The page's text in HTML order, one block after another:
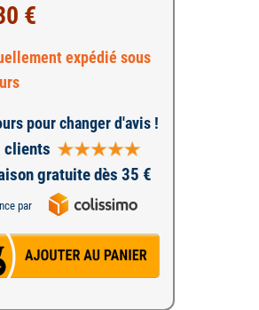
€
expédié sous
pour changer d'avis !
clients
gratuite dès 35 €
par